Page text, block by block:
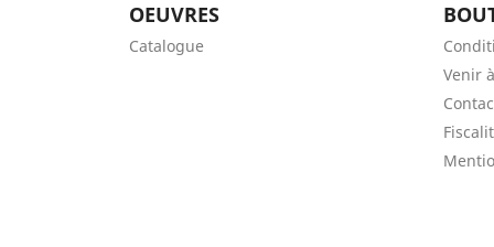
OEUVRES
Catalogue
Venir